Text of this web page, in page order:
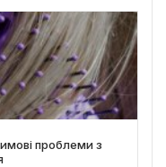
проблеми з